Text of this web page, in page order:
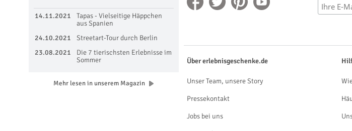
14.11.2021
Tapas - Vielseitige Häppchen
aus Spanien
24.10.2021
Streetart-Tour durch Berlin
23.08.2021
Die 7 tierischsten Erlebnisse im
Sommer
Mehr lesen in unserem Magazin
Über erlebnisgeschenke.de
Unser Team, unsere Story
Pressekontakt
Jobs bei uns